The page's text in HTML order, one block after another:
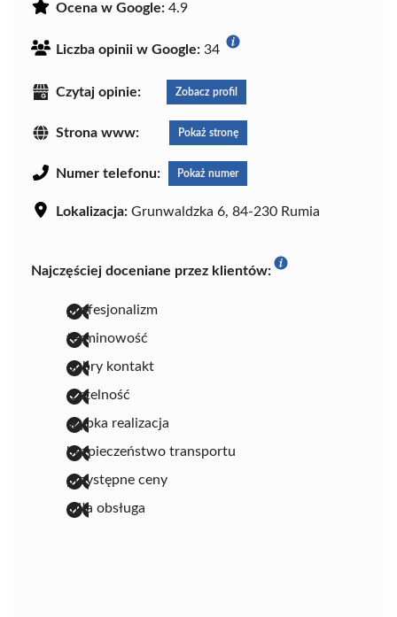
Ocena w Google: 4.9
Liczba opinii w Google: 34
Czytaj opinie: Zobacz profil
Strona www: Pokaż stronę
Numer telefonu: Pokaż numer
Lokalizacja: Grunwaldzka 6, 84-230 Rumia
Najczęściej doceniane przez klientów:
profesjonalizm
terminowość
dobry kontakt
rzetelność
szybka realizacja
bezpieczeństwo transportu
przystępne ceny
miła obsługa